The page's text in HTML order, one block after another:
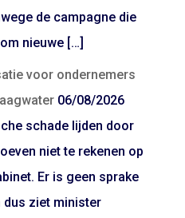
de campagne die
nieuwe […]
voor ondernemers
06/08/2026
schade lijden door
niet te rekenen op
Er is geen sprake
dus ziet minister